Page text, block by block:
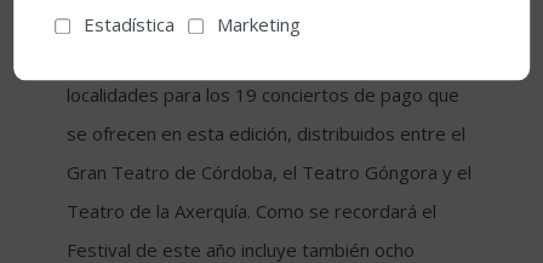
transcurrido muy pocos días desde su inicio. En
localidades para los 19 conciertos de pago que
se ofrecen en esta edición, distribuidos entre el
Gran Teatro de Córdoba, el Teatro Góngora y el
Teatro de la Axerquía. Como se recordará el
Festival de este año incluye también ocho
Estadística
Marketing